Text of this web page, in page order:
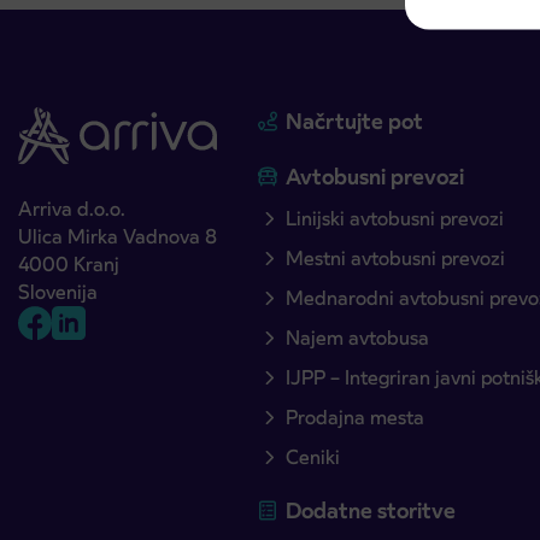
Arriva d.o.o.
Ulica Mirka Vadnova 8
4000 Kranj
Slovenija
Načrtujte pot
Avtobusni prevozi
Linijski avtobusni prevozi
Mestni avtobusni prevozi
Mednarodni avtobusni
Najem avtobusa
IJPP – Integriran javni
Prodajna mesta
Ceniki
Dodatne storitve